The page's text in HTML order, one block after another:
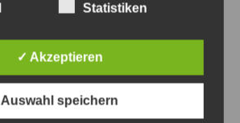
auch interessieren
Statistiken
✓ Akzeptieren
Auswahl speichern